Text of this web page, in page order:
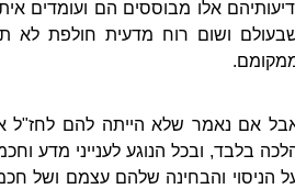
אלו מבוססים הם ועומדים
ושום רוח מדעית חולפת לא
אם נאמר שלא הייתה להם לחז"ל
בלבד, ובכל הנוגע לענייני מדע
הניסוי והבחינה שלהם עצמם ושל